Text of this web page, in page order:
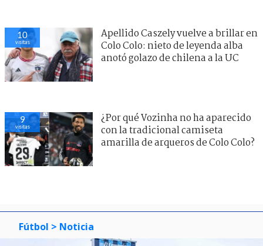
10
visitas
Apellido Caszely vuelve a brillar en
Colo Colo: nieto de leyenda alba
anotó golazo de chilena a la UC
9
visitas
¿Por qué Vozinha no ha aparecido
con la tradicional camiseta
amarilla de arqueros de Colo Colo?
Fútbol > Noticia